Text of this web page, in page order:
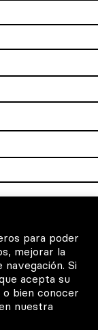
para poder
mejorar la
Si
acepta su
o bien conocer
nuestra